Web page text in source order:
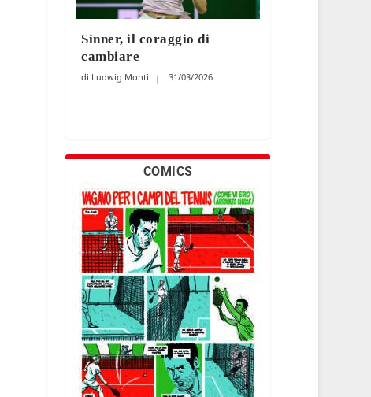
Sinner, il coraggio di
cambiare
Ludwig Monti 31/03/2026
COMICS